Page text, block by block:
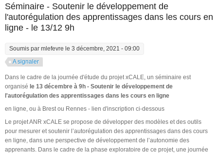
Séminaire - Soutenir le développement de
l'autorégulation des apprentissages dans les cours en
ligne - le 13/12 9h
Soumis par mlefevre le 3 décembre, 2021 - 09:00
A signaler
Dans le cadre de la journée d'étude du projet xCALE, un séminaire est
organisé le 13 décembre à 9h - Soutenir le développement de
l'autorégulation des apprentissages dans les cours en ligne
en ligne, ou à Brest ou Rennes - lien d'inscription ci-dessous
Le projet ANR xCALE se propose de développer des modèles et des outils
pour mesurer et soutenir l’autorégulation des apprentissages dans des cours
en ligne, dans une perspective de développement de l’autonomie des
apprenants. Dans le cadre de la phase exploratoire de ce projet, une journée